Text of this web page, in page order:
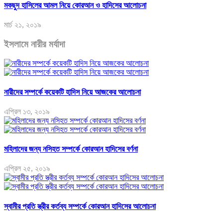
মকছুদ হাসিলের আমল নিয়ে কোরআন ও হাদিসের আলোচনা
মার্চ ২১, ২০১৯
ইসলামে নারীর মর্যাদা
নারীদের সম্পর্কে কয়েকটি হাদিস নিয়ে আজকের আলোচনা
এপ্রিল ১৩, ২০১৯
মহিলাদের জন্য নসিহত সম্পর্কে কোরআন হাদিসের বর্ণনা
এপ্রিল ২৫, ২০১৯
স্বামীর প্রতি স্ত্রীর কর্তব্য সম্পর্কে কোরআন হাদিসের আলোচনা